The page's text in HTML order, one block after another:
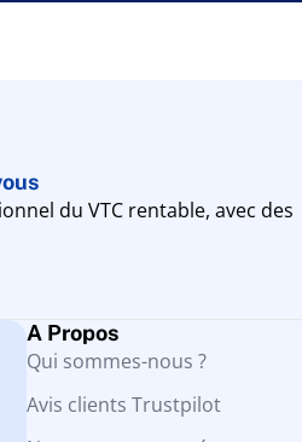
du VTC rentable, avec des
A Propos
Qui sommes-nous ?
Avis clients Trustpilot